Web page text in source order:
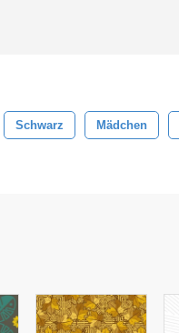
Schwarz Mädchen